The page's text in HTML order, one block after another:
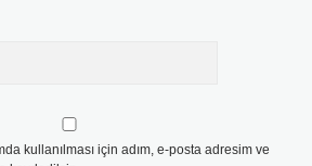
kullanılması için adım, e-posta adresim ve